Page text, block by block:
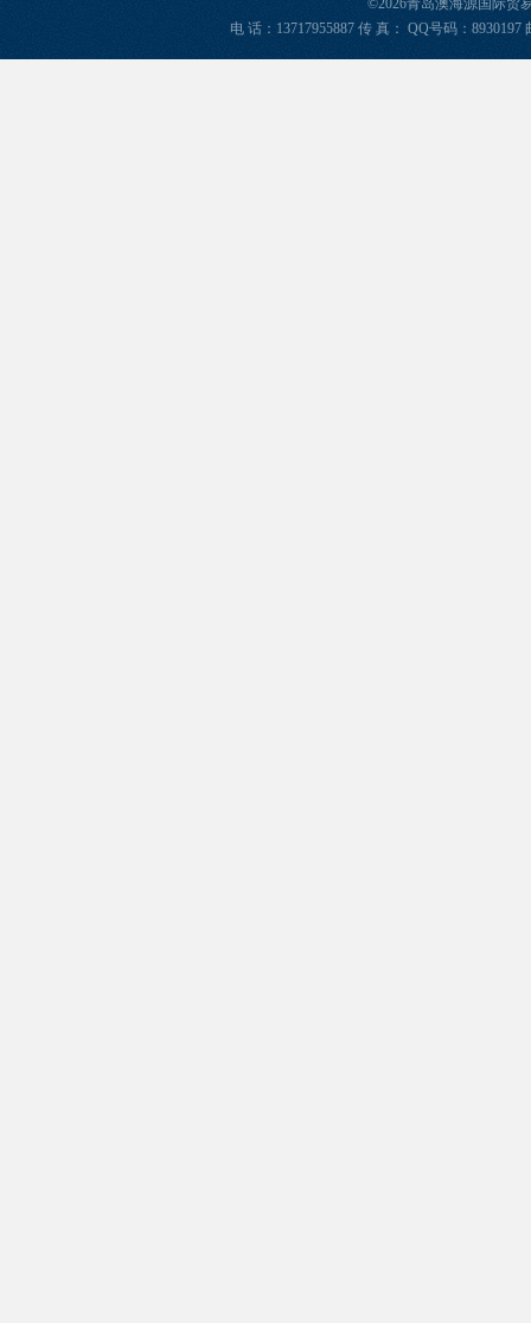
©2026青岛澳海源国际贸
电 话：13717955887 传 真： QQ号码：